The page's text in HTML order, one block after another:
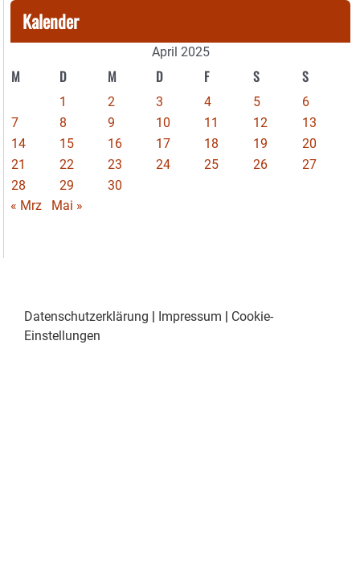
Kalender
April 2025
M D M D F S S
1 2 3 4 5
6
7
8 9 10 11 12
13
14
15 16 17 18 19
20
21
22 23 24 25 26
27
28
29
30
« Mrz
Mai »
Datenschutzerklärung | Impressum | Cookie-
Einstellungen